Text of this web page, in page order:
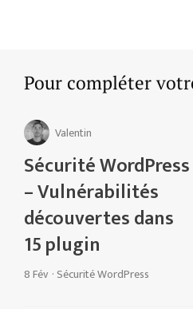
Pour compléter
Valentin
Sécurité WordPress
– Vulnérabilités
découvertes dans
15 plugin
8 Fév · Sécurité WordPress